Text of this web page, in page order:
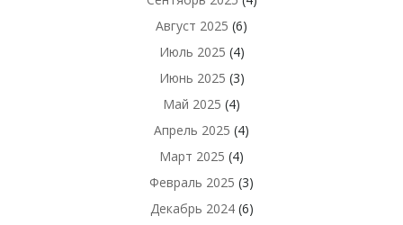
Август 2025 (6)
Июль 2025 (4)
Июнь 2025 (3)
Май 2025 (4)
Апрель 2025 (4)
Март 2025 (4)
Февраль 2025 (3)
Декабрь 2024(6)